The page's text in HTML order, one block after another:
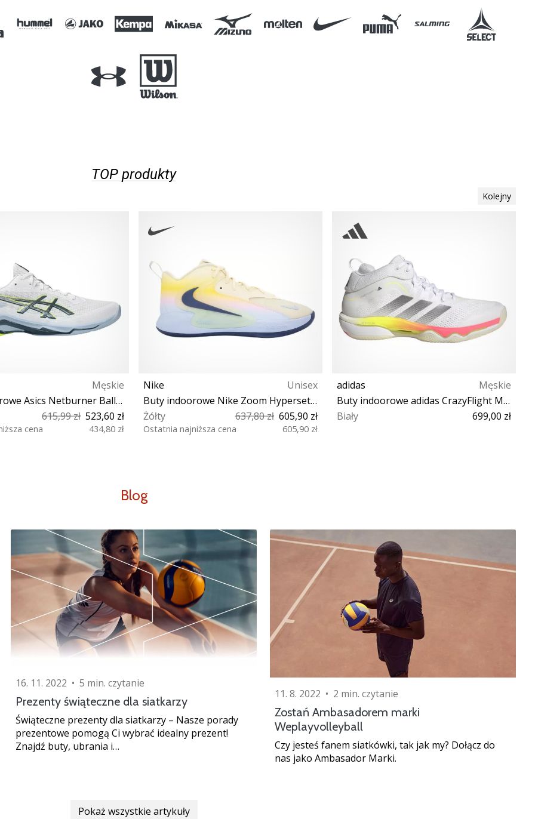
TOP produkty
Męskie
Buty indoorowe Asics Netburner Ballistic FF 4 Shoe
615,99 zł 523,60 zł
cena 434,80 zł
Nike
Unisex
Buty indoorowe Nike Zoom Hyperset 2 SE Shoe
Żółty
637,80 zł 605,90 zł
Ostatnia najniższa cena 605,90 zł
adidas
Męskie
Buty indoorowe adidas CrazyFlight Mid 7
Biały
699,00 zł
Kolejny
Blog
16. 11. 2022 • 5 min. czytanie
Prezenty świąteczne dla siatkarzy
Świąteczne prezenty dla siatkarzy – Nasze porady
prezentowe pomogą Ci wybrać idealny prezent!
Znajdź buty, ubrania i…
11. 8. 2022 • 2 min. czytanie
Zostań Ambasadorem marki
Weplayvolleyball
Czy jesteś fanem siatkówki, tak jak my? Dołącz do
nas jako Ambasador Marki.
Pokaż wszystkie artykuły